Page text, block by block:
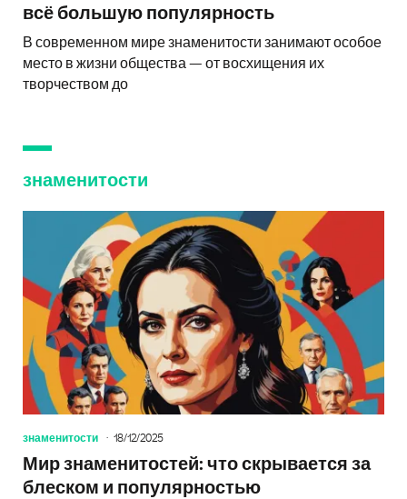
всё большую популярность
В современном мире знаменитости занимают особое
место в жизни общества — от восхищения их
творчеством до
знаменитости
знаменитости 18/12/2025
Мир знаменитостей: что скрывается за
блеском и популярностью